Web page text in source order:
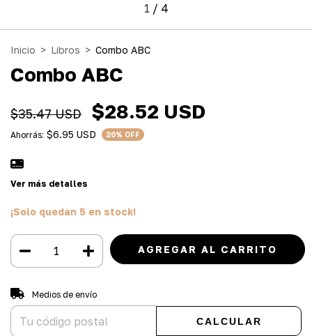
1 / 4
Inicio > Libros > Combo ABC
Combo ABC
$35.47 USD $28.52 USD
Ahorrás: $6.95 USD 20% OFF
Ver más detalles
¡Solo quedan 5 en stock!
Entregas para el CP:
Medios de envío
CALCULAR